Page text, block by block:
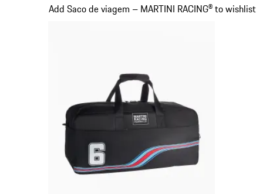
Add Saco de viagem – MARTINI RACING® to wishlist
Diapositivo 18 de 20